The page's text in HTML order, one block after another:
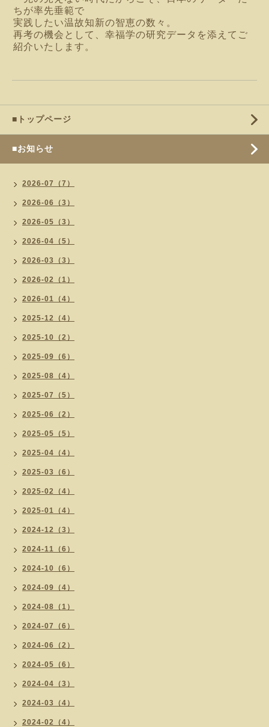
ちが率先垂範で
実践したい温故知新の智恵の数々。
再考の機会として、幸福学の研究データを添えてご
紹介いたします。
■トップページ
■お知らせ
2026-07（7）
2026-06（3）
2026-05（3）
2026-04（5）
2026-03（3）
2026-02（1）
2026-01（4）
2025-12（4）
2025-10（2）
2025-09（6）
2025-08（4）
2025-07（5）
2025-06（2）
2025-05（5）
2025-04（4）
2025-03（6）
2025-02（4）
2025-01（4）
2024-12（3）
2024-11（6）
2024-10（6）
2024-09（4）
2024-08（1）
2024-07（6）
2024-06（2）
2024-05（6）
2024-04（3）
2024-03（4）
2024-02（4）